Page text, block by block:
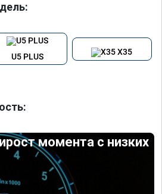
U5 PLUS
X35
момента с низких